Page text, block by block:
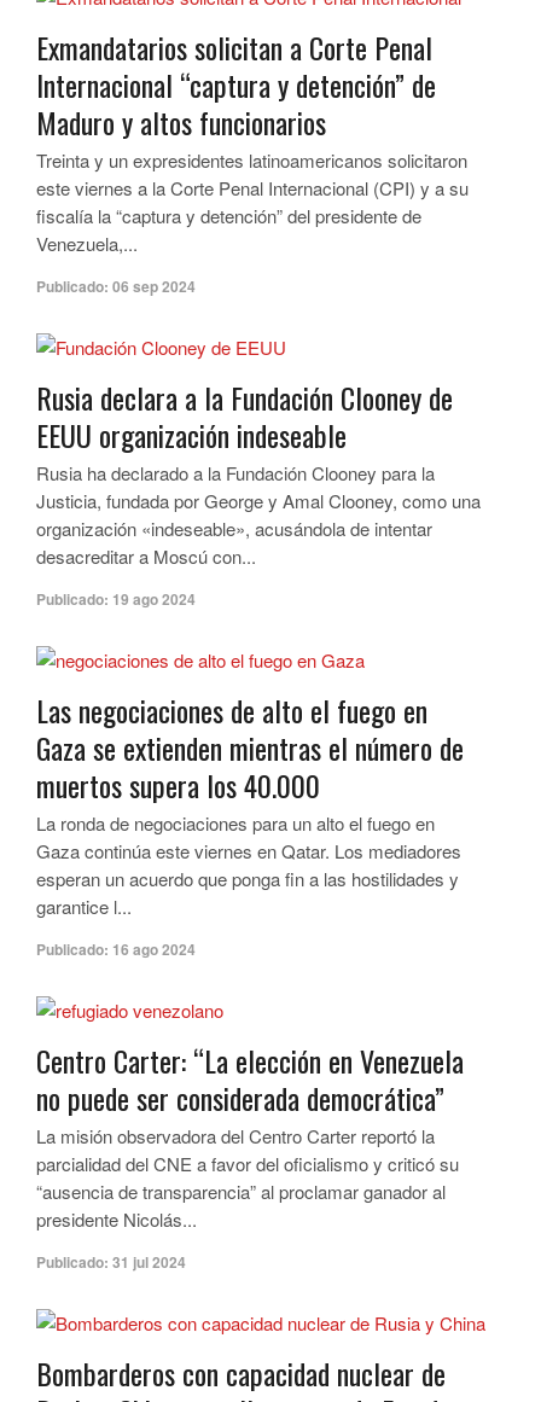
Exmandatarios solicitan a Corte Penal
Internacional “captura y detención” de
Maduro y altos funcionarios
Treinta y un expresidentes latinoamericanos solicitaron
este viernes a la Corte Penal Internacional (CPI) y a su
fiscalía la “captura y detención” del presidente de
Venezuela,...
Publicado: 06 sep 2024
Rusia declara a la Fundación Clooney de
EEUU organización indeseable
Rusia ha declarado a la Fundación Clooney para la
Justicia, fundada por George y Amal Clooney, como una
organización «indeseable», acusándola de intentar
desacreditar a Moscú con...
Publicado: 19 ago 2024
Las negociaciones de alto el fuego en
Gaza se extienden mientras el número de
muertos supera los 40.000
La ronda de negociaciones para un alto el fuego en
Gaza continúa este viernes en Qatar. Los mediadores
esperan un acuerdo que ponga fin a las hostilidades y
garantice l...
Publicado: 16 ago 2024
Centro Carter: “La elección en Venezuela
no puede ser considerada democrática”
La misión observadora del Centro Carter reportó la
parcialidad del CNE a favor del oficialismo y criticó su
“ausencia de transparencia” al proclamar ganador al
presidente Nicolás...
Publicado: 31 jul 2024
Bombarderos con capacidad nuclear de